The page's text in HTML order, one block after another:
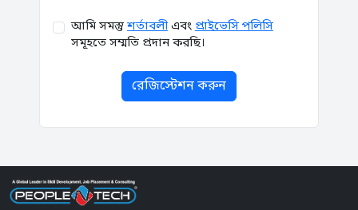
আমি সমস্তুশর্তাবলীএবংপ্রাইভেসি পলিসি
সমূহতে সম্মতি প্রদান করছি।
রেজিস্টেশন করুন